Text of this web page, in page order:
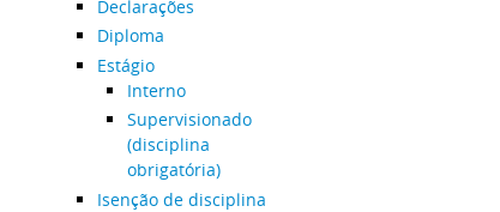
Declarações
Diploma
Estágio
Interno
Supervisionado
(disciplina
obrigatória)
Isenção de disciplina